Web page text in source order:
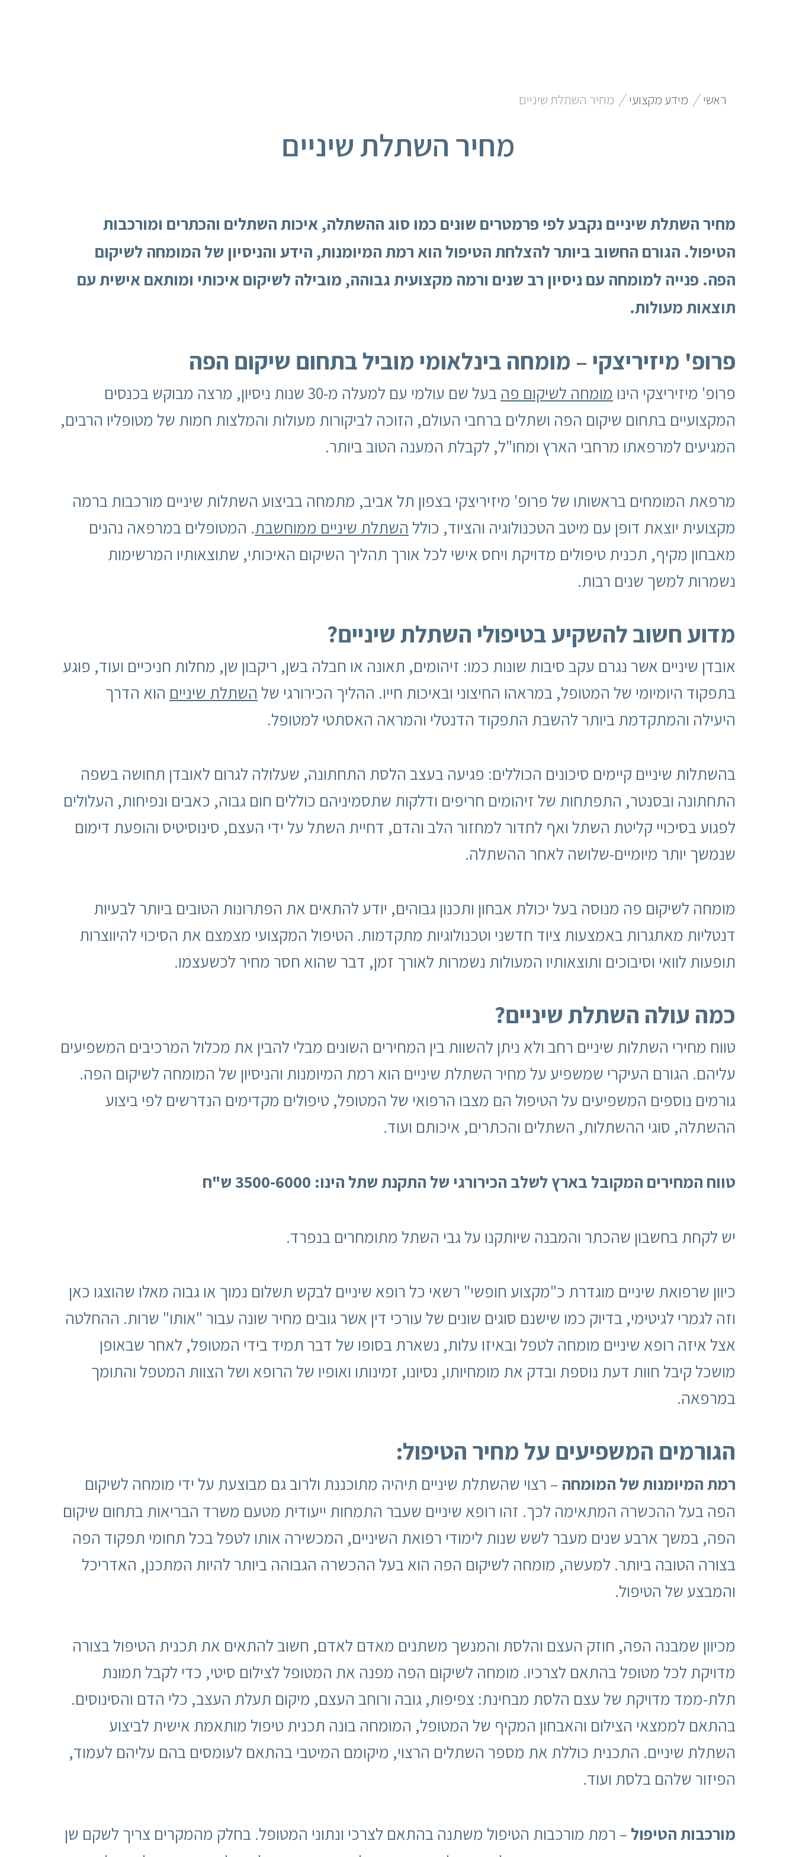
ראשי / מידע מקצועי / מחיר השתלת שיניים
מחיר השתלת שיניים
מחיר השתלת שיניים נקבע לפי פרמטרים שונים כמו סוג ההשתלה, איכות השתלים והכתרים ומורכבות
הטיפול. הגורם החשוב ביותר להצלחת הטיפול הוא רמת המיומנות, הידע והניסיון של המומחה לשיקום
הפה. פנייה למומחה עם ניסיון רב שנים ורמה מקצועית גבוהה, מובילה לשיקום איכותי ומותאם אישית עם
תוצאות מעולות.
פרופ' מיזיריצקי – מומחה בינלאומי מוביל בתחום שיקום הפה
פרופ' מיזיריצקי הינו מומחה לשיקום פה
בעל שם עולמי עם למעלה מ-30 שנות ניסיון, מרצה מבוקש בכנסים
המקצועיים בתחום שיקום הפה ושתלים ברחבי העולם, הזוכה לביקורות מעולות והמלצות חמות של מטופליו הרבים,
המגיעים למרפאתו מרחבי הארץ ומחו"ל, לקבלת המענה הטוב ביותר.
מרפאת המומחים בראשותו של פרופ' מיזיריצקי בצפון תל אביב, מתמחה בביצוע השתלות שיניים מורכבות ברמה
מקצועית יוצאת דופן עם מיטב הטכנולוגיה והציוד, כולל השתלת שיניים ממוחשבת. המטופלים במרפאה נהנים
מאבחון מקיף, תכנית טיפולים מדויקת ויחס אישי לכל אורך תהליך השיקום האיכותי, שתוצאותיו המרשימות
נשמרות למשך שנים רבות.
מדוע חשוב להשקיע בטיפולי השתלת שיניים?
אובדן שיניים אשר נגרם עקב סיבות שונות כמו: זיהומים, תאונה או חבלה בשן, ריקבון שן, מחלות חניכיים ועוד, פוגע
בתפקוד היומיומי של המטופל, במראהו החיצוני ובאיכות חייו. ההליך הכירורגי של השתלת שיניים הוא הדרך
היעילה והמתקדמת ביותר להשבת התפקוד הדנטלי והמראה האסתטי למטופל.
בהשתלות שיניים קיימים סיכונים הכוללים: פגיעה בעצב הלסת התחתונה, שעלולה לגרום לאובדן תחושה בשפה
התחתונה ובסנטר, התפתחות של זיהומים חריפים ודלקות שתסמיניהם כוללים חום גבוה, כאבים ונפיחות, העלולים
לפגוע בסיכויי קליטת השתל ואף לחדור למחזור הלב והדם, דחיית השתל על ידי העצם, סינוסיטיס והופעת דימום
שנמשך יותר מיומיים-שלושה לאחר ההשתלה.
מומחה לשיקום פה מנוסה בעל יכולת אבחון ותכנון גבוהים, יודע להתאים את הפתרונות הטובים ביותר לבעיות
דנטליות מאתגרות באמצעות ציוד חדשני וטכנולוגיות מתקדמות. הטיפול המקצועי מצמצם את הסיכוי להיווצרות
תופעות לוואי וסיבוכים ותוצאותיו המעולות נשמרות לאורך זמן, דבר שהוא חסר מחיר לכשעצמו.
כמה עולה השתלת שיניים?
טווח מחירי השתלות שיניים רחב ולא ניתן להשוות בין המחירים השונים מבלי להבין את מכלול המרכיבים המשפיעים
עליהם. הגורם העיקרי שמשפיע על מחיר השתלת שיניים הוא רמת המיומנות והניסיון של המומחה לשיקום הפה.
גורמים נוספים המשפיעים על הטיפול הם מצבו הרפואי של המטופל, טיפולים מקדימים הנדרשים לפי ביצוע
ההשתלה, סוגי ההשתלות, השתלים והכתרים, איכותם ועוד.
טווח המחירים המקובל בארץ לשלב הכירורגי של התקנת שתל הינו: 3500-6000 ש"ח
יש לקחת בחשבון שהכתר והמבנה שיותקנו על גבי השתל מתומחרים בנפרד.
כיוון שרפואת שיניים מוגדרת כ"מקצוע חופשי" רשאי כל רופא שיניים לבקש תשלום נמוך או גבוה מאלו שהוצגו כאן
וזה לגמרי לגיטימי, בדיוק כמו שישנם סוגים שונים של עורכי דין אשר גובים מחיר שונה עבור "אותו" שרות. ההחלטה
אצל איזה רופא שיניים מומחה לטפל ובאיזו עלות, נשארת בסופו של דבר תמיד בידי המטופל, לאחר שבאופן
מושכל קיבל חוות דעת נוספת ובדק את מומחיותו, נסיונו, זמינותו ואופיו של הרופא ושל הצוות המטפל והתומך
במרפאה.
הגורמים המשפיעים על מחיר הטיפול:
רמת המיומנות של המומחה – רצוי שהשתלת שיניים תיהיה מתוכננת ולרוב גם מבוצעת על ידי מומחה לשיקום
הפה בעל ההכשרה המתאימה לכך. זהו רופא שיניים שעבר התמחות ייעודית מטעם משרד הבריאות בתחום שיקום
הפה, במשך ארבע שנים מעבר לשש שנות לימודי רפואת השיניים, המכשירה אותו לטפל בכל תחומי תפקוד הפה
בצורה הטובה ביותר. למעשה, מומחה לשיקום הפה הוא בעל ההכשרה הגבוהה ביותר להיות המתכנן, האדריכל
והמבצע של הטיפול.
מכיוון שמבנה הפה, חוזק העצם והלסת והמנשך משתנים מאדם לאדם, חשוב להתאים את תכנית הטיפול בצורה
מדויקת לכל מטופל בהתאם לצרכיו. מומחה לשיקום הפה מפנה את המטופל לצילום סיטי, כדי לקבל תמונת
תלת-ממד מדויקת של עצם הלסת מבחינת: צפיפות, גובה ורוחב העצם, מיקום תעלת העצב, כלי הדם והסינוסים.
בהתאם לממצאי הצילום והאבחון המקיף של המטופל, המומחה בונה תכנית טיפול מותאמת אישית לביצוע
השתלת שיניים. התכנית כוללת את מספר השתלים הרצוי, מיקומם המיטבי בהתאם לעומסים בהם עליהם לעמוד,
הפיזור שלהם בלסת ועוד.
מורכבות הטיפול – רמת מורכבות הטיפול משתנה בהתאם לצרכי ונתוני המטופל. בחלק מהמקרים צריך לשקם שן